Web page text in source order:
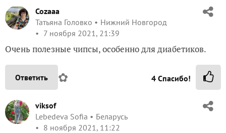
Cozaaa
Татьяна Головко
Нижний Новгород
7 ноября 2021, 21:39
Очень полезные чипсы, особенно для диабетиков.
Ответить ✿ 4 Спасибо!
viksof
Lebedeva Sofia
Беларусь
8 ноября 2021, 11:22